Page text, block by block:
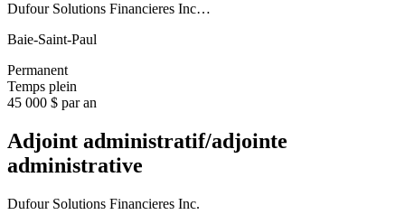
Dufour Solutions Financieres Inc…
Baie-Saint-Paul
Permanent
Temps plein
45 000 $ par an
Adjoint administratif/adjointe
administrative
Dufour Solutions Financieres Inc.